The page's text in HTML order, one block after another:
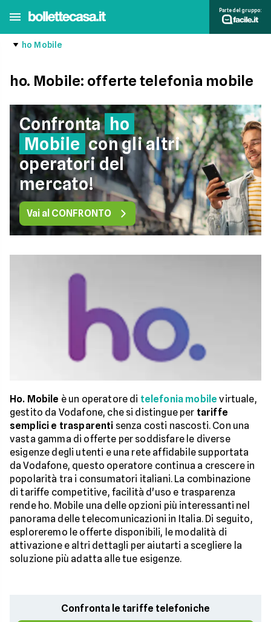
Parte del gruppo:
ho Mobile
ho. Mobile: offerte telefonia mobile
Confronta ho
Mobile con gli altri
operatori del
mercato!
Vai al CONFRONTO
Ho. Mobile è un operatore di telefonia mobile virtuale,
gestito da Vodafone, che si distingue per tariffe
semplici e trasparenti senza costi nascosti. Con una
vasta gamma di offerte per soddisfare le diverse
esigenze degli utenti e una rete affidabile supportata
da Vodafone, questo operatore continua a crescere in
popolarità tra i consumatori italiani. La combinazione
di tariffe competitive, facilità d'uso e trasparenza
rende ho. Mobile una delle opzioni più interessanti nel
panorama delle telecomunicazioni in Italia. Di seguito,
esploreremo le offerte disponibili, le modalità di
attivazione e altri dettagli per aiutarti a scegliere la
soluzione più adatta alle tue esigenze.
Confronta le tariffe telefoniche